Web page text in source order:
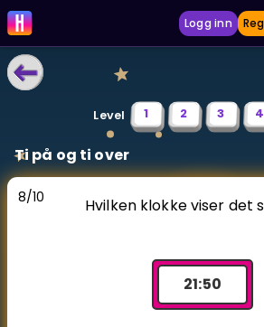
Logg inn
LÆRINGSVERKTØY
Læreplan
Gangetabellen
Level 1 2 3 4
Ti på og ti over
8/10 Hvilken klokke viser det
21:50